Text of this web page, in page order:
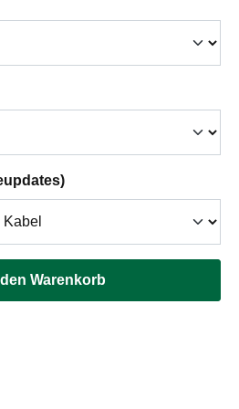
auswählen
Wert ein
den Warenkorb